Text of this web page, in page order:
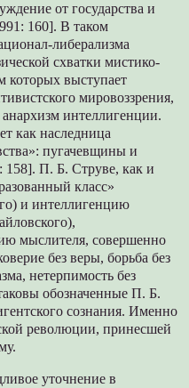
от государства и
160]. В таком
либерализма
схватки мистико-
которых выступает
мировоззрения,
интеллигенции.
как наследница
пугачевщины и
158]. П. Б. Струве, как и
класс»
и интеллигенцию
мыслителя, совершенно
без веры, борьба без
нетерпимость без
обозначенные П. Б.
сознания. Именно
революции, принесшей
уточнение в